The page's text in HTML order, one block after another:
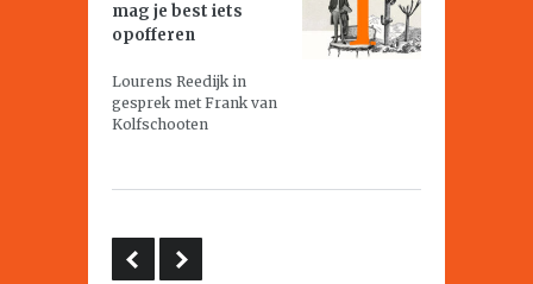
mag je best iets
opofferen
Lourens Reedijk in
gesprek met Frank van
Kolfschooten